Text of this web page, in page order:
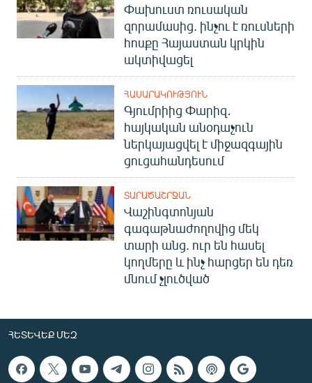
Փախուստ ռուսական
զորամասից. ինչու է ռուսների
հոսքը Հայաստան կրկին
ակտիվացել
ՀԱՍԱՐԱԿՈՒԹՅՈՒՆ
Գյումրիից Փարիզ․
հայկական անօդաչուն
ներկայացվել է միջազգային
ցուցահանդեսում
ՏԱՐԱԾԱՇՐՋԱՆ
Վաշինգտոնյան
գագաթնաժողովից մեկ
տարի անց. ուր են հասել
կողմերը և ինչ հարցեր են դեռ
մնում չլուծված
ՀԵՏԵՎԵՔ ՄԵԶ